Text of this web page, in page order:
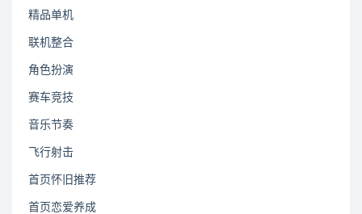
精品单机
联机整合
角色扮演
赛车竞技
音乐节奏
飞行射击
首页怀旧推荐
首页恋爱养成